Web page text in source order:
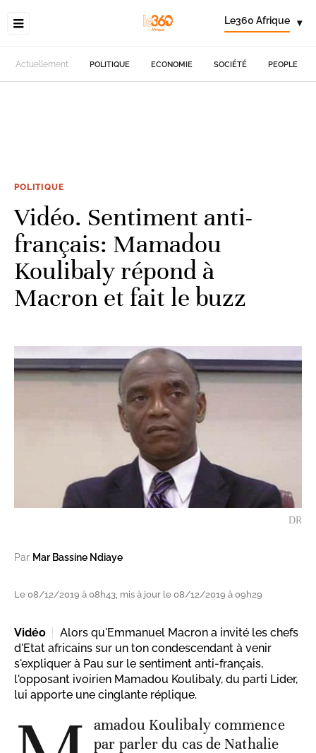
Le360 Afrique ▾
Actuellement POLITIQUE ECONOMIE SOCIÉTÉ PEOPLE
POLITIQUE
Vidéo. Sentiment anti-
français: Mamadou
Koulibaly répond à
Macron et fait le buzz
DR
Par Mar Bassine Ndiaye
Le 08/12/2019 à 08h43, mis à jour le 08/12/2019 à 09h29
Vidéo
Alors qu'Emmanuel Macron a invité les chefs
d'Etat africains sur un ton condescendant à venir
s'expliquer à Pau sur le sentiment anti-français,
l'opposant ivoirien Mamadou Koulibaly, du parti Lider,
lui apporte une cinglante réplique.
amadou Koulibaly commence
par parler du cas de Nathalie